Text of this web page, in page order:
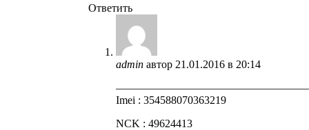
Ответить
admin автор 21.01.2016 в 20:14
Imei : 354588070363219
NCK : 49624413